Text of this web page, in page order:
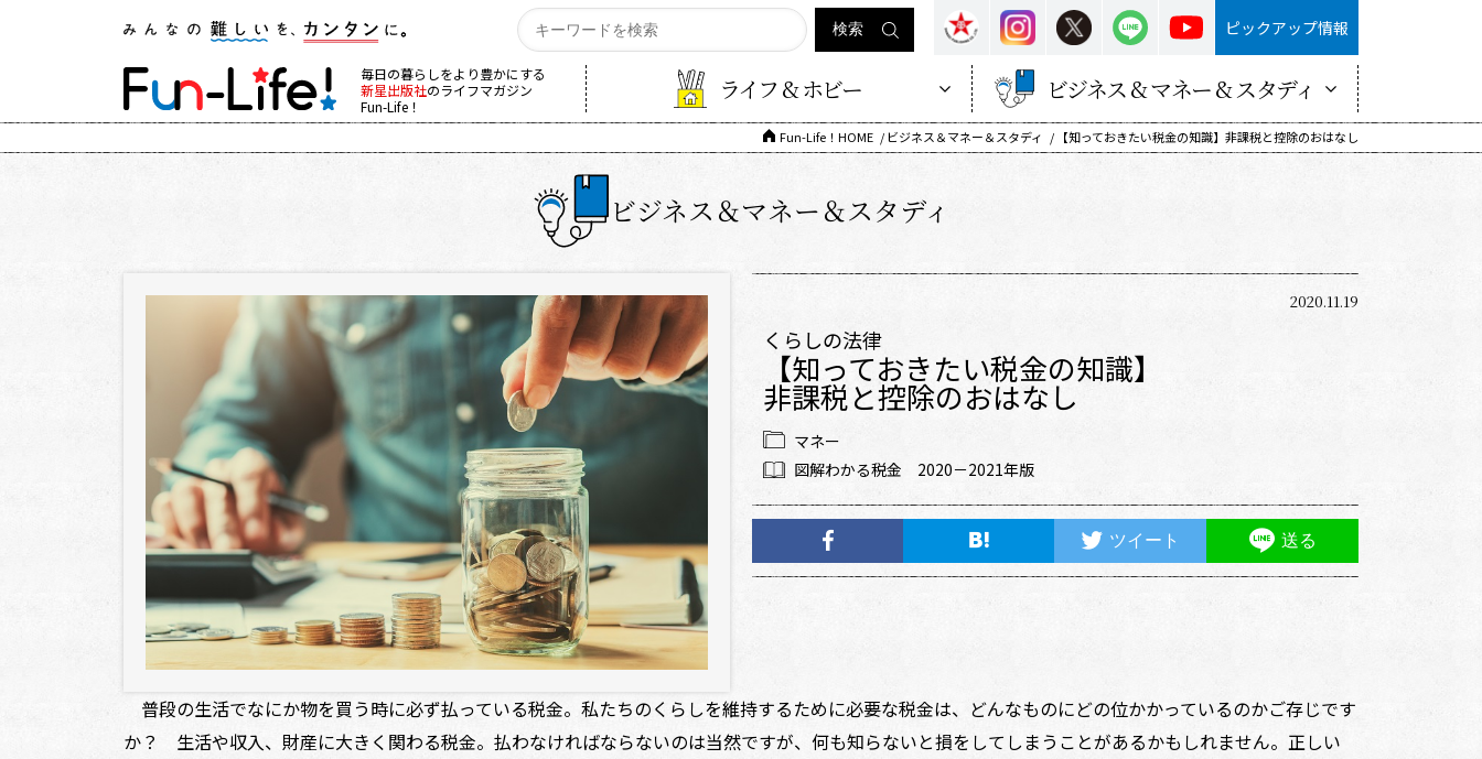
ピックアップ情報
毎日の暮らしをより豊かにする
新星出版社のライフマガジン
Fun-Life！
ライフ & ホビー ビジネス & マネー & スタディ
Fun-Life！HOME ビジネス＆マネー＆スタディ 【知っておきたい税金の知識】非課税と控除のおはなし
ビジネス＆マネー＆スタディ
2020.11.19
くらしの法律
【知っておきたい税金の知識】
非課税と控除のおはなし
マネー
図解わかる税金 2020－2021年版
ツイート 送る
普段の生活でなにか物を買う時に必ず払っている税金。私たちのくらしを維持するために必要な税金は、どんなものにどの位かかっているのかご存じです
か？ 生活や収入、財産に大きく関わる税金。払わなければならないのは当然ですが、何も知らないと損をしてしまうことがあるかもしれません。正しい